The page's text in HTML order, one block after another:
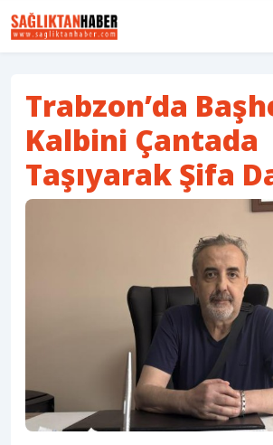
Trabzon’da
Kalbini Çantada
Taşıyarak Şifa